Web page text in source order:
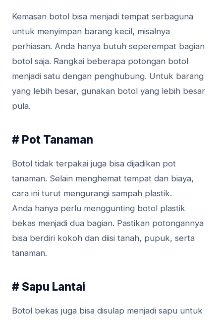
Kemasan botol bisa menjadi tempat serbaguna
untuk menyimpan barang kecil, misalnya
perhiasan. Anda hanya butuh seperempat bagian
botol saja. Rangkai beberapa potongan botol
menjadi satu dengan penghubung. Untuk barang
yang lebih besar, gunakan botol yang lebih besar
pula.
# Pot Tanaman
Botol tidak terpakai juga bisa dijadikan pot
tanaman. Selain menghemat tempat dan biaya,
cara ini turut mengurangi sampah plastik.
Anda hanya perlu menggunting botol plastik
bekas menjadi dua bagian. Pastikan potongannya
bisa berdiri kokoh dan diisi tanah, pupuk, serta
tanaman.
# Sapu Lantai
Botol bekas juga bisa disulap menjadi sapu untuk